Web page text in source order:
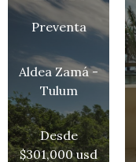
Preventa
Aldea Zamá -
Tulum
Desde
$301,000 usd